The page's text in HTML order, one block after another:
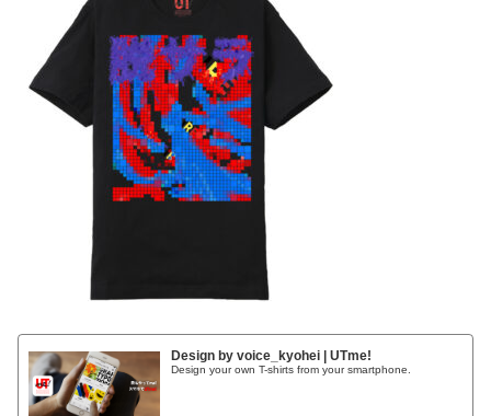
Design by voice_kyohei | UTme!
Design your own T-shirts from your smartphone.